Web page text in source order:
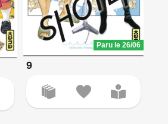
Paru le 26/06
9